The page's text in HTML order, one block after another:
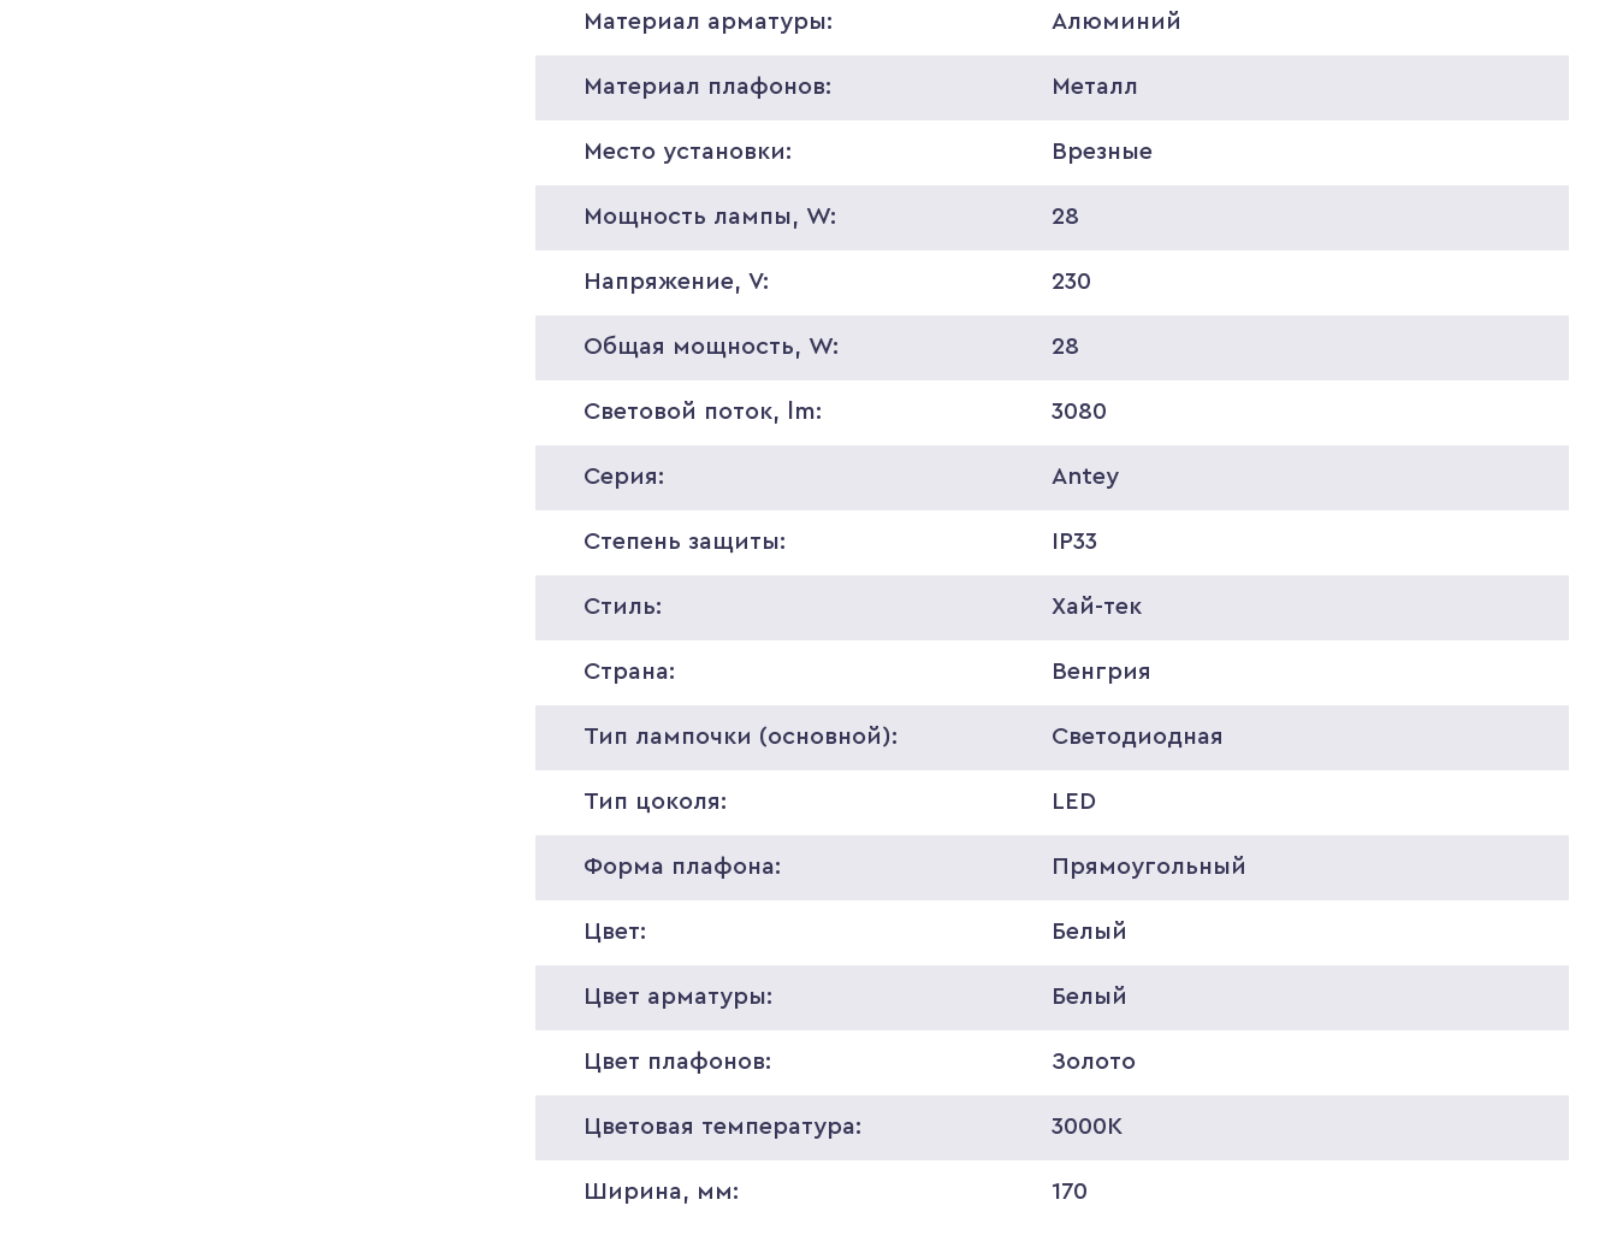
Материал арматуры: Алюминий
Материал плафонов: Металл
Место установки: Врезные
Мощность лампы, W: 28
Напряжение, V: 230
Общая мощность, W: 28
Световой поток, lm: 3080
Серия: Antey
Степень защиты: IP33
Стиль: Хай-тек
Страна: Венгрия
Тип лампочки (основной): Светодиодная
Тип цоколя: LED
Форма плафона: Прямоугольный
Цвет: Белый
Цвет арматуры: Белый
Цвет плафонов: Золото
Цветовая температура: 3000K
Ширина, мм: 170